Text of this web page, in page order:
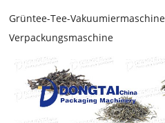
Grüntee-Tee-
Verpackungsmaschine